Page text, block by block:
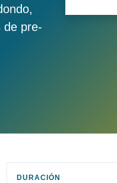
de pre-
DURACIÓN